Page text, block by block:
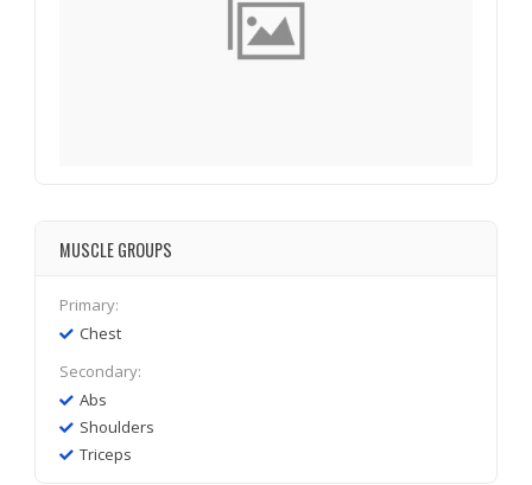
MUSCLE GROUPS
Primary:
Chest
Secondary:
Abs
Shoulders
Triceps